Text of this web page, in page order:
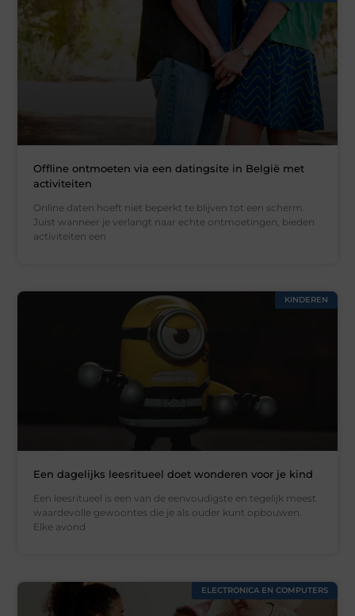
Offline ontmoeten via een datingsite in België met
activiteiten
Online daten hoeft niet beperkt te blijven tot een scherm.
Juist wanneer je verlangt naar echte ontmoetingen, bieden
activiteiten een
KINDEREN
Een dagelijks leesritueel doet wonderen voor je kind
Een leesritueel is een van de eenvoudigste en tegelijk meest
waardevolle gewoontes die je als ouder kunt opbouwen.
Elke avond
ELECTRONICA EN COMPUTERS